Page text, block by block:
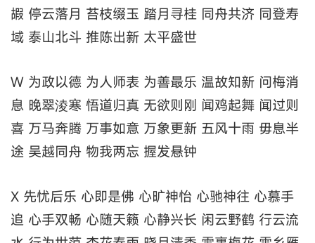
嘏 停云落月 苔枝缀玉 踏月寻桂 同舟共济 同登寿
域 泰山北斗 推陈出新 太平盛世
W 为政以德 为人师表 为善最乐 温故知新 问梅消
息 晚翠淩寒 悟道归真 无欲则刚 闻鸡起舞 闻过则
喜 万马奔腾 万事如意 万象更新 五风十雨 毋息半
途 吴越同舟 物我两忘 握发悬钟
X 先忧后乐 心即是佛 心旷神怡 心驰神往 心慕手
追 心手双畅 心随天籁 心静兴长 闲云野鹤 行云流